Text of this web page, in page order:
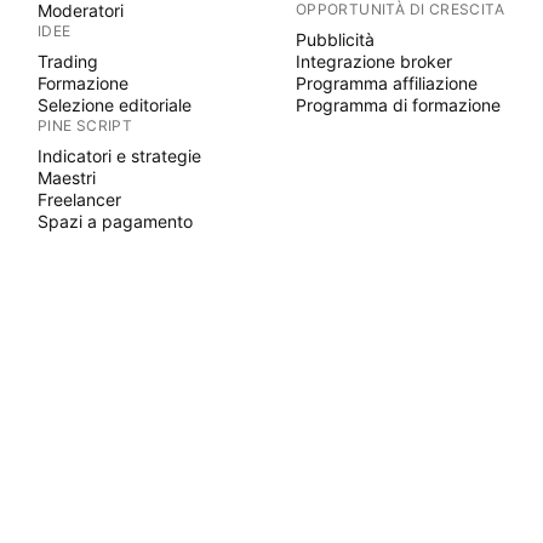
Moderatori
IDEE
Trading
Formazione
Selezione editoriale
PINE SCRIPT
Indicatori e strategie
Maestri
Freelancer
Spazi a pagamento
OPPORTUNITÀ DI CRESCITA
Pubblicità
Integrazione broker
Programma affiliazione
Programma di formazione